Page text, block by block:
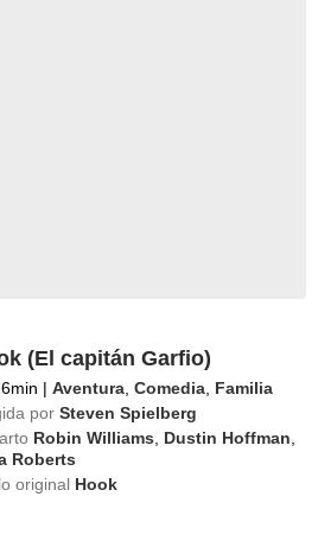
(El capitán Garfio)
| Aventura ,Comedia Familia
por Steven Spielberg
Robin Williams Dustin Hoffman
Roberts
original Hook